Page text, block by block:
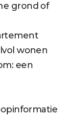
grond of
wonen
een